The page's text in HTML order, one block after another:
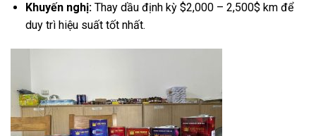
Khuyến nghị:Thay dầu định kỳ $2,000 – 2,500$ km để
duy trì hiệu suất tốt nhất.